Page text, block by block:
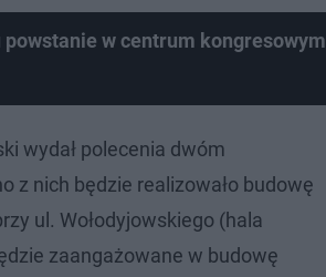
w centrum kongresowym
wydał polecenia dwóm
z nich będzie realizowało budowę
ul. Wołodyjowskiego (hala
zaangażowane w budowę